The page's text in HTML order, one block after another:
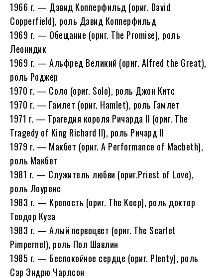
1966 г. — Дэвид Копперфильд (ориг. David
Copperfield), роль Дэвид Копперфильд
1969 г. — Обещание (ориг. The Promise), роль
Леонидик
1969 г. — Альфред Великий (ориг. Alfred the Great),
роль Роджер
1970 г. — Соло (ориг. Solo), роль Джон Китс
1970 г. — Гамлет (ориг. Hamlet), роль Гамлет
1971 г. — Трагедия короля Ричарда II (ориг. The
Tragedy of King Richard II), роль Ричард II
1979 г. — Макбет (ориг. A Performance of Macbeth),
роль Макбет
1981 г. — Служитель любви (ориг.Priest of Love),
роль Лоуренс
1983 г. — Крепость (ориг. The Keep), роль доктор
Теодор Куза
1983 г. — Алый первоцвет (ориг. The Scarlet
Pimpernel), роль Пол Шавлин
1985 г. — Беспокойное сердце (ориг. Plenty), роль
Сэр Эндрю Чарлсон